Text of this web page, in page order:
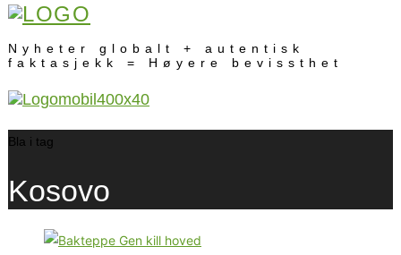
Nyheter globalt + autentisk
faktasjekk = Høyere bevissthet
Bla i tag
Kosovo